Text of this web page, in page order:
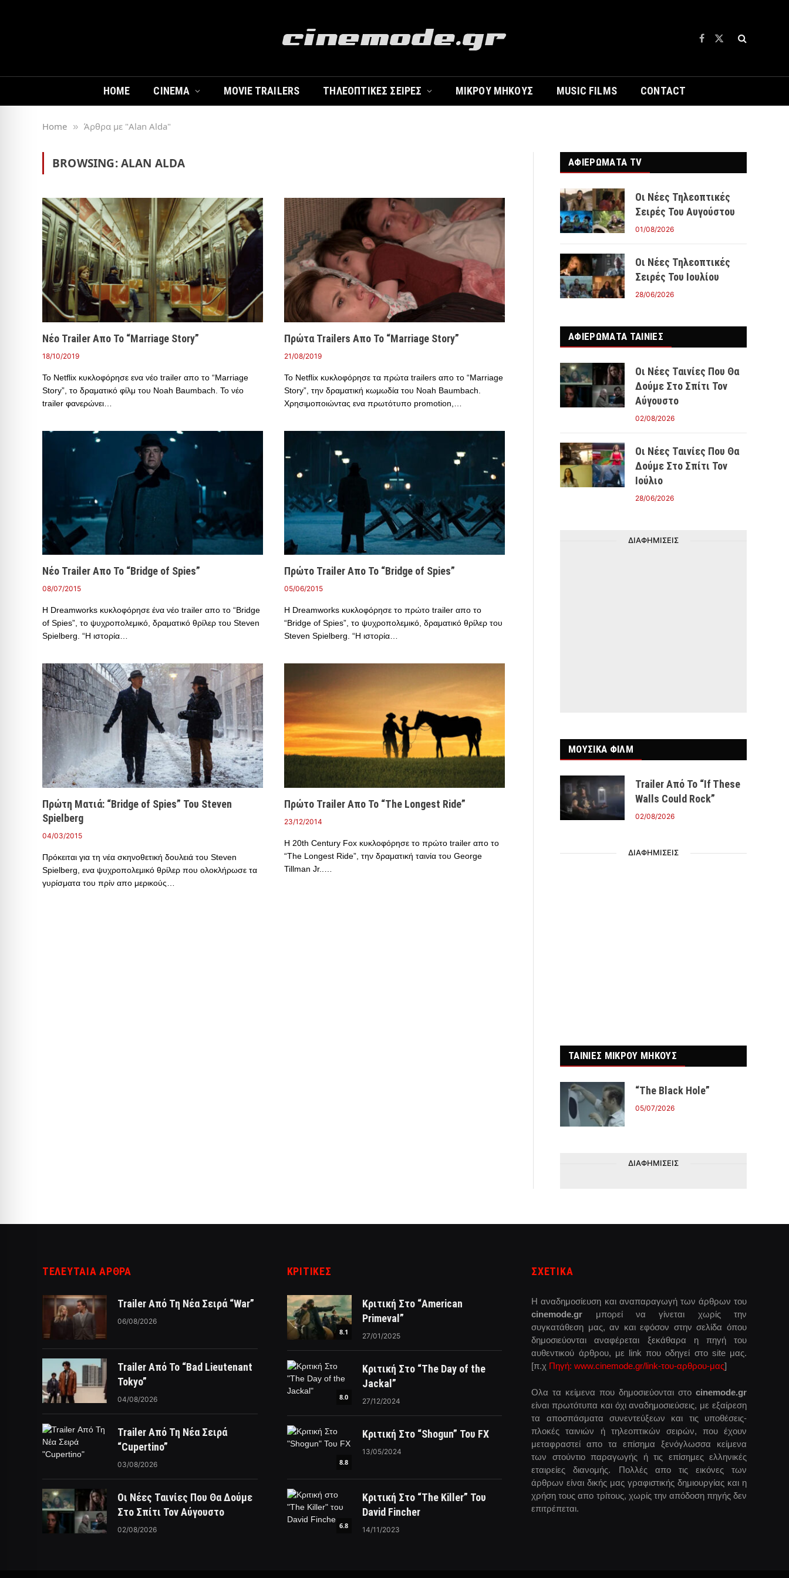
Facebook
X
HOME CINEMA MOVIE TRAILERS ΤΗΛΕΟΠΤΙΚΈΣ ΣΕΙΡΈΣ ΜΙΚΡΟΎ ΜΉΚΟΥΣ MUSIC FILMS CONTACT
Home » Άρθρα με "Alan Alda"
BROWSING:ALAN ALDA
Νέο Trailer Απο Το “Marriage Story”
18/10/2019
Το Netflix κυκλοφόρησε ενα νέο trailer απο το “Marriage
Story”, το δραματικό φίλμ του Noah Baumbach. Το νέο
trailer φανερώνει…
Πρώτα Trailers Απο Το “Marriage Story”
21/08/2019
Το Netflix κυκλοφόρησε τα πρώτα trailers απο το “Marriage
Story”, την δραματική κωμωδία του Noah Baumbach.
Χρησιμοποιώντας ενα πρωτότυπο promotion,…
Νέο Trailer Απο Το “Bridge of Spies”
08/07/2015
Η Dreamworks κυκλοφόρησε ένα νέο trailer απο το “Bridge
of Spies”, το ψυχροπολεμικό, δραματικό θρίλερ του Steven
Spielberg. “Η ιστορία…
Πρώτο Trailer Απο Το “Bridge of Spies”
05/06/2015
Η Dreamworks κυκλοφόρησε το πρώτο trailer απο το
“Bridge of Spies”, το ψυχροπολεμικό, δραματικό θρίλερ του
Steven Spielberg. “Η ιστορία…
Πρώτη Ματιά: “Bridge of Spies” Του Steven
Spielberg
04/03/2015
Πρόκειται για τη νέα σκηνοθετική δουλειά του Steven
Spielberg, ενα ψυχροπολεμικό θρίλερ που ολοκλήρωσε τα
γυρίσματα του πρίν απο μερικούς…
Πρώτο Trailer Απο Το “The Longest Ride”
23/12/2014
Η 20th Century Fox κυκλοφόρησε το πρώτο trailer απο το
“The Longest Ride”, την δραματική ταινία του George
Tillman Jr..…
ΑΦΙΕΡΩΜΑΤΑ TV
Οι Νέες Τηλεοπτικές
Σειρές Του Αυγούστου
01/08/2026
Οι Νέες Τηλεοπτικές
Σειρές Του Ιουλίου
28/06/2026
ΑΦΙΕΡΩΜΑΤΑ ΤΑΙΝΊΕΣ
Οι Νέες Ταινίες Που Θα
Δούμε Στο Σπίτι Τον
Αύγουστο
02/08/2026
Οι Νέες Ταινίες Που Θα
Δούμε Στο Σπίτι Τον
Ιούλιο
28/06/2026
ΔΙΑΦΗΜΙΣΕΙΣ
ΜΟΥΣΙΚΑ ΦΙΛΜ
Trailer Από Το “If These
Walls Could Rock”
02/08/2026
ΔΙΑΦΗΜΙΣΕΙΣ
ΤΑΙΝΙΕΣ ΜΙΚΡΟΥ ΜΗΚΟΥΣ
“The Black Hole”
05/07/2026
ΔΙΑΦΗΜΙΣΕΙΣ
ΤΕΛΕΥΤΑΙΑ ΑΡΘΡΑ
Trailer Από Τη Νέα Σειρά “War”
06/08/2026
Trailer Από Το “Bad Lieutenant
Tokyo”
04/08/2026
Trailer Από Τη Νέα Σειρά
“Cupertino”
03/08/2026
Οι Νέες Ταινίες Που Θα Δούμε
Στο Σπίτι Τον Αύγουστο
02/08/2026
ΚΡΙΤΙΚΈΣ
8.1
Κριτική Στο “American
Primeval”
27/01/2025
8.0
Κριτική Στο “The Day of the
Jackal”
27/12/2024
8.8
Κριτική Στο “Shogun” Του FX
13/05/2024
6.8
Κριτική Στο “The Killer” Του
David Fincher
14/11/2023
ΣΧΕΤΙΚΑ
Η αναδημοσίευση και αναπαραγωγή των άρθρων του
cinemode.gr μπορεί να γίνεται χωρίς την
συγκατάθεση μας, αν και εφόσον στην σελίδα όπου
δημοσιεύονται αναφέρεται ξεκάθαρα η πηγή του
αυθεντικού άρθρου, με link που οδηγεί στο site μας.
[π.χ Πηγή: www.cinemode.gr/link-του-αρθρου-μας]
Ολα τα κείμενα που δημοσιεύονται στο cinemode.gr
είναι πρωτότυπα και όχι αναδημοσιεύσεις, με εξαίρεση
τα αποσπάσματα συνεντεύξεων και τις υποθέσεις-
πλοκές ταινιών ή τηλεοπτικών σειρών, που έχουν
μεταφραστεί απο τα επίσημα ξενόγλωσσα κείμενα
των στούντιο παραγωγής ή τις επίσημες ελληνικές
εταιρείες διανομής. Πολλές απο τις εικόνες των
άρθρων είναι δικής μας γραφιστικής δημιουργίας και η
χρήση τους απο τρίτους, χωρίς την απόδοση πηγής δεν
επιτρέπεται.